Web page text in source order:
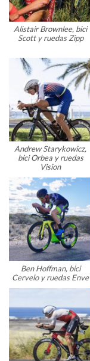
Alistair Brownlee, bici
Scott y ruedas Zipp
Andrew Starykowicz,
bici Orbea y ruedas
Vision
Ben Hoffman, bici
Cervelo y ruedas Enve